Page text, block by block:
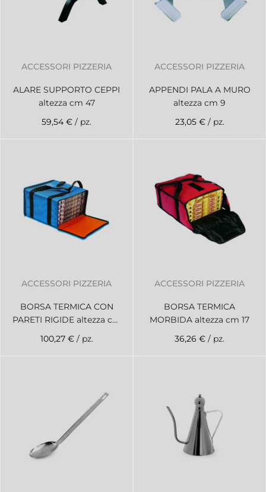
ACCESSORI PIZZERIA
ALARE SUPPORTO CEPPI
altezza cm 47
59,54 € / pz.
ACCESSORI PIZZERIA
APPENDI PALA A MURO
altezza cm 9
23,05 € / pz.
ACCESSORI PIZZERIA
BORSA TERMICA CON
PARETI RIGIDE altezza cm
100,27 € / pz.
ACCESSORI PIZZERIA
BORSA TERMICA
MORBIDA altezza cm 17
36,26 € / pz.